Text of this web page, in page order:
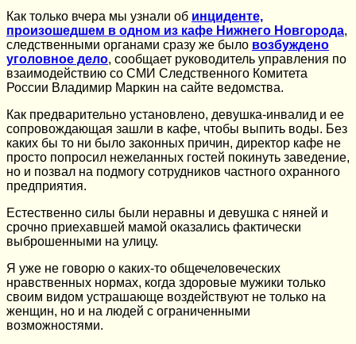
Как только вчера мы узнали об инциденте,
произошедшем в одном из кафе Нижнего Новгорода,
следственными органами сразу же было возбуждено
уголовное дело, сообщает руководитель управления по
взаимодействию со СМИ Следственного Комитета
России Владимир Маркин на сайте ведомства.
Как предварительно установлено, девушка-инвалид и ее
сопровождающая зашли в кафе, чтобы выпить воды. Без
каких бы то ни было законных причин, директор кафе не
просто попросил нежеланных гостей покинуть заведение,
но и позвал на подмогу сотрудников частного охранного
предприятия.
Естественно силы были неравны и девушка с няней и
срочно приехавшей мамой оказались фактически
выброшенными на улицу.
Я уже не говорю о каких-то общечеловеческих
нравственных нормах, когда здоровые мужики только
своим видом устрашающе воздействуют не только на
женщин, но и на людей с ограниченными
возможностями.